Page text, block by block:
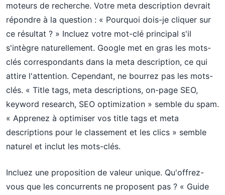
moteurs de recherche. Votre meta description devrait
répondre à la question : « Pourquoi dois-je cliquer sur
ce résultat ? » Incluez votre mot-clé principal s'il
s'intègre naturellement. Google met en gras les mots-
clés correspondants dans la meta description, ce qui
attire l'attention. Cependant, ne bourrez pas les mots-
clés. « Title tags, meta descriptions, on-page SEO,
keyword research, SEO optimization » semble du spam.
« Apprenez à optimiser vos title tags et meta
descriptions pour le classement et les clics » semble
naturel et inclut les mots-clés.
Incluez une proposition de valeur unique. Qu'offrez-
vous que les concurrents ne proposent pas ? « Guide